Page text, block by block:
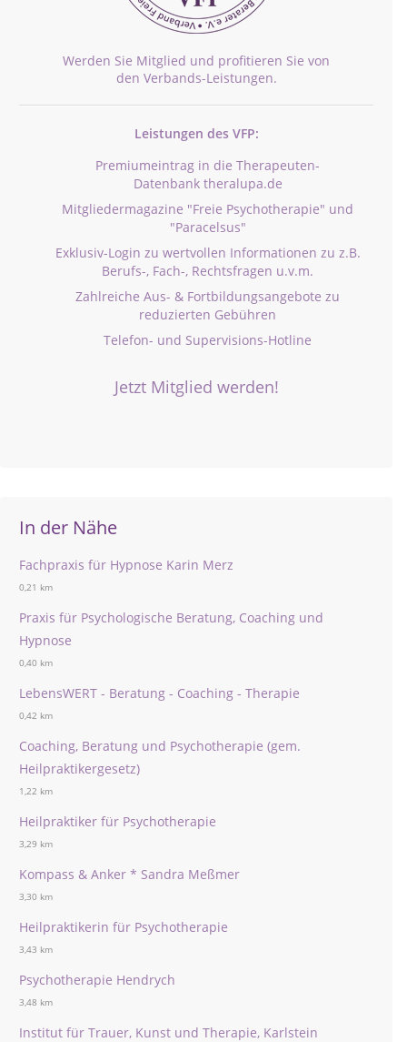
Werden Sie Mitglied und profitieren Sie von
den Verbands-Leistungen.
Leistungen des VFP:
Premiumeintrag in die Therapeuten-
Datenbank theralupa.de
Mitgliedermagazine "Freie Psychotherapie" und
"Paracelsus"
Exklusiv-Login zu wertvollen Informationen zu z.B.
Berufs-, Fach-, Rechtsfragen u.v.m.
Zahlreiche Aus- & Fortbildungsangebote zu
reduzierten Gebühren
Telefon- und Supervisions-Hotline
Jetzt Mitglied werden!
In der Nähe
Fachpraxis für Hypnose Karin Merz
0,21 km
Praxis für Psychologische Beratung, Coaching und
Hypnose
0,40 km
LebensWERT - Beratung - Coaching - Therapie
0,42 km
Coaching, Beratung und Psychotherapie (gem.
Heilpraktikergesetz)
1,22 km
Heilpraktiker für Psychotherapie
3,29 km
Kompass & Anker * Sandra Meßmer
3,30 km
Heilpraktikerin für Psychotherapie
3,43 km
Psychotherapie Hendrych
3,48 km
Institut für Trauer, Kunst und Therapie, Karlstein